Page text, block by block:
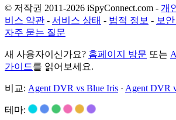
© 저작권 2011-2026 iSpyConnect.com - 개
비스 약관 - 서비스 상태 - 법적 정보 - 보
자주 묻는 질문
새 사용자이신가요? 홈페이지 방문 또는
가이드를 읽어보세요.
비교: Agent DVR vs Blue Iris · Agent DVR
테마: